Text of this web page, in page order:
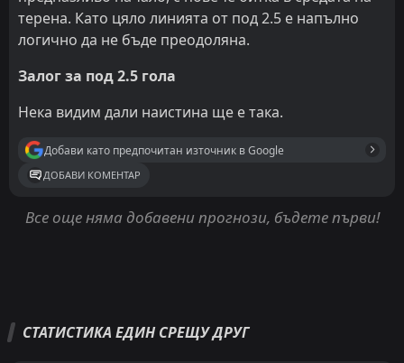
терена. Като цяло линията от под 2.5 е напълно
логично да не бъде преодоляна.
Залог за под 2.5 гола
Нека видим дали наистина ще е така.
Добави като предпочитан източник в Google
ДОБАВИ КОМЕНТАР
Все още няма добавени прогнози, бъдете първи!
СТАТИСТИКА ЕДИН СРЕЩУ ДРУГ